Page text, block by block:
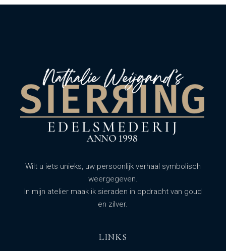
Wilt u iets unieks, uw persoonlijk verhaal symbolisch
weergegeven.
In mijn atelier maak ik sieraden in opdracht van goud
en zilver.
LINKS